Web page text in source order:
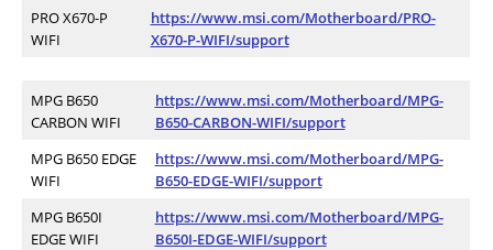
PRO X670-P
WIFI
https://www.msi.com/Motherboard/PRO-
X670-P-WIFI/support
MPG B650
CARBON WIFI
https://www.msi.com/Motherboard/MPG-
B650-CARBON-WIFI/support
MPG B650 EDGE
WIFI
https://www.msi.com/Motherboard/MPG-
B650-EDGE-WIFI/support
MPG B650I
EDGE WIFI
https://www.msi.com/Motherboard/MPG-
B650I-EDGE-WIFI/support